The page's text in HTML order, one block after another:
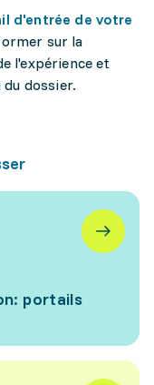
d'entrée de votre
sur la
l'expérience et
dossier.
portails